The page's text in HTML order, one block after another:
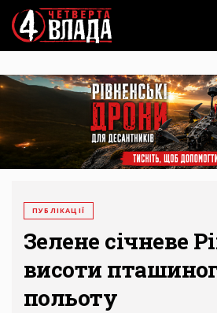
Перейти
до
основного
вмісту
ПУБЛІКАЦІЇ
Зелене січневе
висоти
польоту